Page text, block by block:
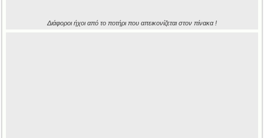
Διάφοροι ήχοι από το ποτήρι που απεικονίζεται στον πίνακα !